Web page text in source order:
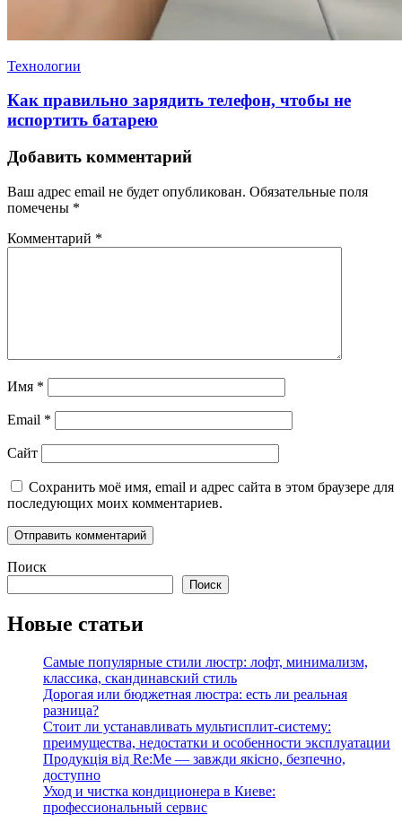
Технологии
Как правильно зарядить телефон, чтобы не
испортить батарею
Добавить комментарий
Ваш адрес email не будет опубликован. Обязательные поля
помечены *
Комментарий *
Имя *
Email *
Сайт
Сохранить моё имя, email и адрес сайта в этом браузере для
последующих моих комментариев.
Поиск
Поиск
Новые статьи
Самые популярные стили люстр: лофт, минимализм,
классика, скандинавский стиль
Дорогая или бюджетная люстра: есть ли реальная
разница?
Стоит ли устанавливать мультисплит-систему:
преимущества, недостатки и особенности эксплуатации
Продукція від Re:Me — завжди якісно, безпечно,
доступно
Уход и чистка кондиционера в Киеве:
профессиональный сервис